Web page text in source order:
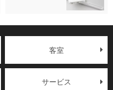
客室
サービス